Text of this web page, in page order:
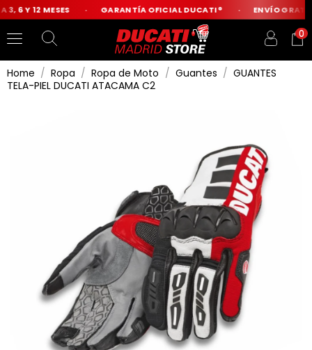
6 Y 12 MESES GARANTÍA OFICIAL DUCATI® ENVÍO GRATIS
0
Home Ropa Ropa de Moto Guantes
GUANTES
TELA-PIEL DUCATI ATACAMA C2